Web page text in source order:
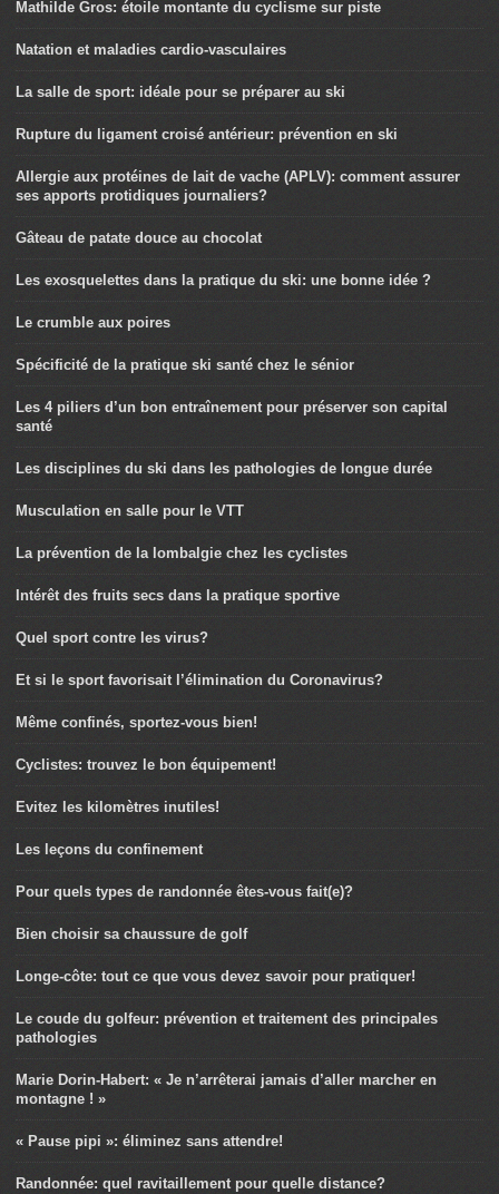
Mathilde Gros: étoile montante du cyclisme sur piste
Natation et maladies cardio-vasculaires
La salle de sport: idéale pour se préparer au ski
Rupture du ligament croisé antérieur: prévention en ski
Allergie aux protéines de lait de vache (APLV): comment assurer
ses apports protidiques journaliers?
Gâteau de patate douce au chocolat
Les exosquelettes dans la pratique du ski: une bonne idée ?
Le crumble aux poires
Spécificité de la pratique ski santé chez le sénior
Les 4 piliers d’un bon entraînement pour préserver son capital
santé
Les disciplines du ski dans les pathologies de longue durée
Musculation en salle pour le VTT
La prévention de la lombalgie chez les cyclistes
Intérêt des fruits secs dans la pratique sportive
Quel sport contre les virus?
Et si le sport favorisait l’élimination du Coronavirus?
Même confinés, sportez-vous bien!
Cyclistes: trouvez le bon équipement!
Evitez les kilomètres inutiles!
Les leçons du confinement
Pour quels types de randonnée êtes-vous fait(e)?
Bien choisir sa chaussure de golf
Longe-côte: tout ce que vous devez savoir pour pratiquer!
Le coude du golfeur: prévention et traitement des principales
pathologies
Marie Dorin-Habert: « Je n’arrêterai jamais d’aller marcher en
montagne ! »
« Pause pipi »: éliminez sans attendre!
Randonnée: quel ravitaillement pour quelle distance?